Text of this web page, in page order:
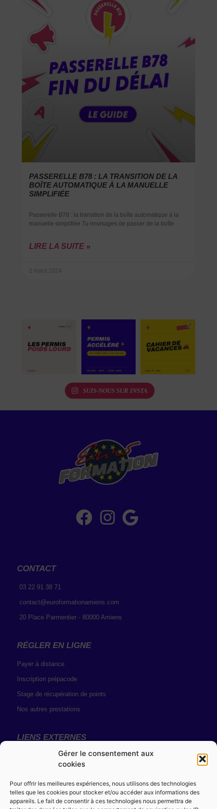
Gérer le consentement aux
cookies
Pour offrir les meilleures expériences, nous utilisons des technologies
telles que les cookies pour stocker et/ou accéder aux informations des
appareils. Le fait de consentir à ces technologies nous permettra de
PASSERELLE B78 : LA TRANSITION DE LA
BOÎTE AUTOMATIQUE À LA MANUELLE
SIMPLIFIÉE
Passerelle B78 : la transition de la boîte automatique à la
manuelle simplifiée Tu envisages de passer de la boîte
LIRE LA SUITE »
2 mars 2024
SUIS-NOUS SUR INSTA
CONTACT
03 22 91 38 71
contact@euroformationamiens.com
20 Place Parmentier - 80000 Amiens
RÉGLER EN LIGNE
Payer à distance
Inscription prépacode
Stage de récupération de points
Nos autres prestations
LIENS EXTERNES
Résultats de permis
MENTIONS LÉGALES